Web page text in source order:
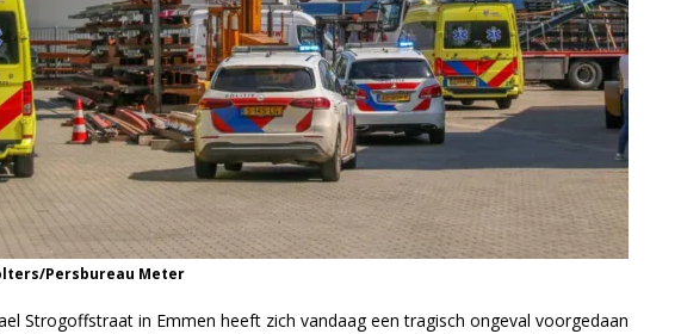
Persbureau Meter
Strogoffstraat in Emmen heeft zich vandaag een tragisch ongeval voorgedaan